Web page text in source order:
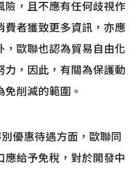
險，且不應有任何歧視作
費者獲致更多資訊，亦應
，歐聯也認為貿易自由化
力，因此，有關為保護動
削減的範圍。
惠待遇方面，歐聯同
應給予免稅，對於開發中